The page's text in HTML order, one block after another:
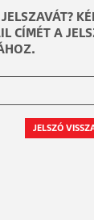
CÍMÉT A
JELSZÓ